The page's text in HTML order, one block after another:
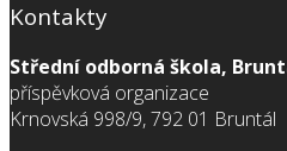
Kontakty
Střední odborná škola,
příspěvková organizace
Krnovská 998/9, 792 01 Bruntál